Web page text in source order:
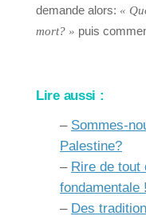
demande alors: «
mort? » puis
Lire aussi :
– Sommes-
Palestine?
– Rire de tout
fondamentale !
– Des